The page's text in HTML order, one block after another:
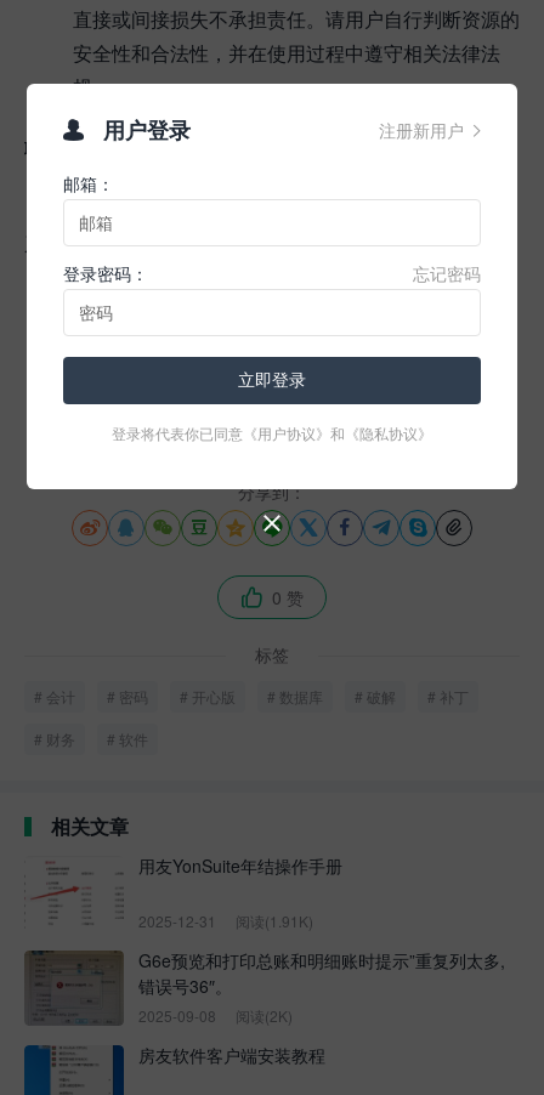
直接或间接损失不承担责任。请用户自行判断资源的
安全性和合法性，并在使用过程中遵守相关法律法
规。
联系我们
如果您有任何疑问、建议或投诉，请通过以下方式联
系我们：
邮箱：
在线客服：网站首页右下角在线咨询窗口
感谢您选择【6号社区知识分享】！
分享到：
          
 0 赞
标签
会计 密码 开心版 数据库 破解 补丁
财务 软件
相关文章
用友YonSuite年结操作手册
2025-12-31 阅读(1.91K)
G6e预览和打印总账和明细账时提示”重复列太多,
错误号36″。
2025-09-08 阅读(2K)
房友软件客户端安装教程
注册新用户 
 用户登录
邮箱：
忘记密码
登录密码：
立即登录
登录将代表你已同意 《用户协议》 和 《隐私协议》
